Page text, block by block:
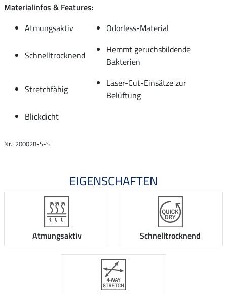
Materialinfos & Features:
Atmungsaktiv
Odorless-Material
Schnelltrocknend
Hemmt geruchsbildende
Bakterien
Stretchfähig
Laser-Cut-Einsätze zur
Belüftung
Blickdicht
Nr.: 200028-S-S
EIGENSCHAFTEN
Atmungsaktiv Schnelltrocknend